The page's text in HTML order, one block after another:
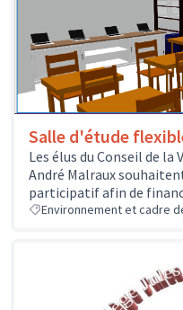
Salle d'étude
Les élus du Conseil de
André Malraux
participatif afin de
Environnement et cadre